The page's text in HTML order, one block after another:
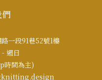
一段91巷52號1樓
週日
時間為主)